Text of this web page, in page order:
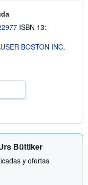
o
r
e
t
s
d
e
v
ISBN 13:
BOSTON INC,
Büttiker
y ofertas